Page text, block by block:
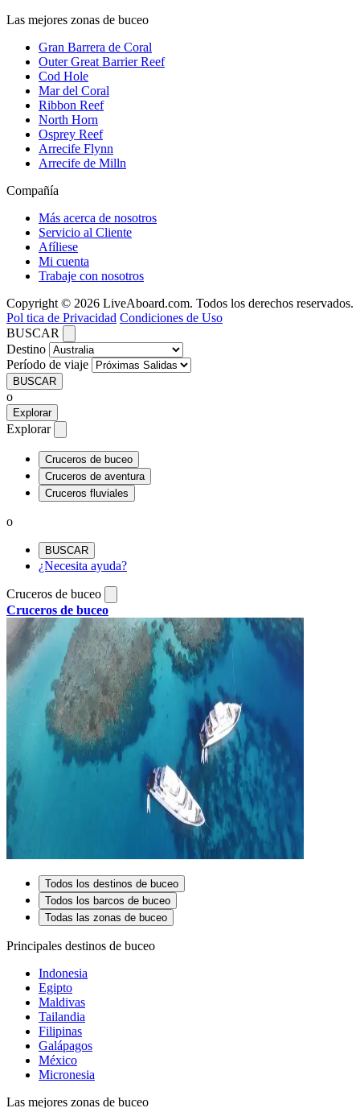
Las mejores zonas de buceo
Gran Barrera de Coral
Outer Great Barrier Reef
Cod Hole
Mar del Coral
Ribbon Reef
North Horn
Osprey Reef
Arrecife Flynn
Arrecife de Milln
Compañía
Más acerca de nosotros
Servicio al Cliente
Afíliese
Mi cuenta
Trabaje con nosotros
Copyright © 2026 LiveAboard.com. Todos los derechos reservados.
Pol tica de Privacidad Condiciones de Uso
BUSCAR
Destino
Período de viaje
BUSCAR
o
Explorar
Explorar
Cruceros de buceo
Cruceros de aventura
Cruceros fluviales
o
BUSCAR
¿Necesita ayuda?
Cruceros de buceo
Cruceros de buceo
Todos los destinos de buceo
Todos los barcos de buceo
Todas las zonas de buceo
Principales destinos de buceo
Indonesia
Egipto
Maldivas
Tailandia
Filipinas
Galápagos
México
Micronesia
Las mejores zonas de buceo